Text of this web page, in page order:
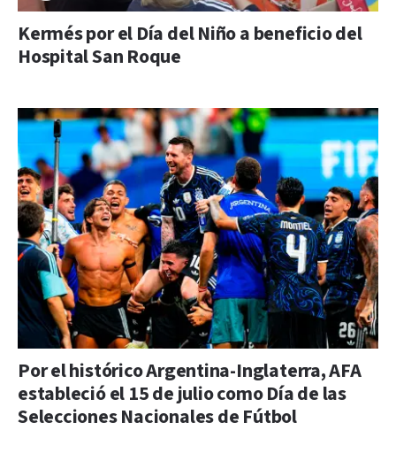
Kermés por el Día del Niño a beneficio del
Hospital San Roque
Por el histórico Argentina-Inglaterra, AFA
estableció el 15 de julio como Día de las
Selecciones Nacionales de Fútbol